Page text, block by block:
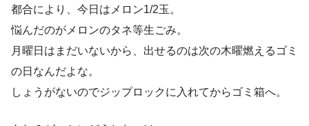
都合により、今日はメロン1/2玉。
悩んだのがメロンのタネ等生ごみ。
月曜日はまだいないから、出せるのは次の木曜燃えるゴミ
の日なんだよな。
しょうがないのでジップロックに入れてからゴミ箱へ。